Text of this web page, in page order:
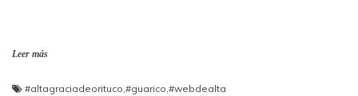
Leer más
#altagraciadeorituco,#guarico,#webdealta